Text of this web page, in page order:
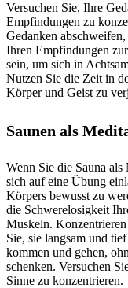
Versuchen Sie, Ihre
Empfindungen zu
Gedanken
Ihren Empfindungen
sein, um sich in
Nutzen Sie die Zeit in
Körper und Geist zu
Saunen als
Wenn Sie die Sauna
sich auf eine Übung
Körpers bewusst zu
die Schwerelosigkeit
Muskeln.
Sie, sie langsam und
kommen und gehen,
schenken. Versuchen
Sinne zu konzentrieren.